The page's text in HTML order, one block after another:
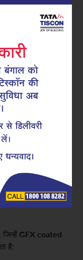
कंक्रीट में प्रवेश कर
तो जंग शुरू हो सकती
नमी और रसायनों के
है कि कोटेड
तक अपनी मजबूती और
लागत में कमी
बल्कि निर्माण की
coated
होते हैं, जिन पर
से बांधकर संरचना
GFX coated
है: